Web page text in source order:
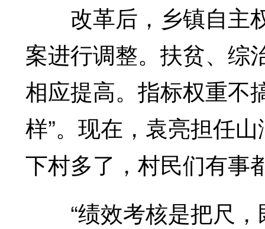
改革后，乡镇自主
案进行调整。扶贫、综
相应提高。指标权重不
样”。现在，袁亮担任
下村多了，村民们有事
“绩效考核是把尺，